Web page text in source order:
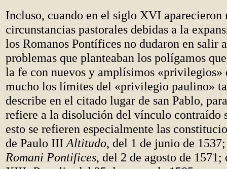
Incluso, cuando en el siglo XVI aparecieron
circunstancias pastorales debidas a la
los Romanos Pontífices no dudaron en salir
problemas que planteaban los polígamos
la fe con nuevos y amplísimos «privilegios»
mucho los límites del «privilegio paulino»
describe en el citado lugar de san Pablo,
refiere a la disolución del vínculo contraído
esto se refieren especialmente las
de Paulo III Altitudo, del 1 de junio de
Romani Pontifices, del 2 de agosto de 1571;